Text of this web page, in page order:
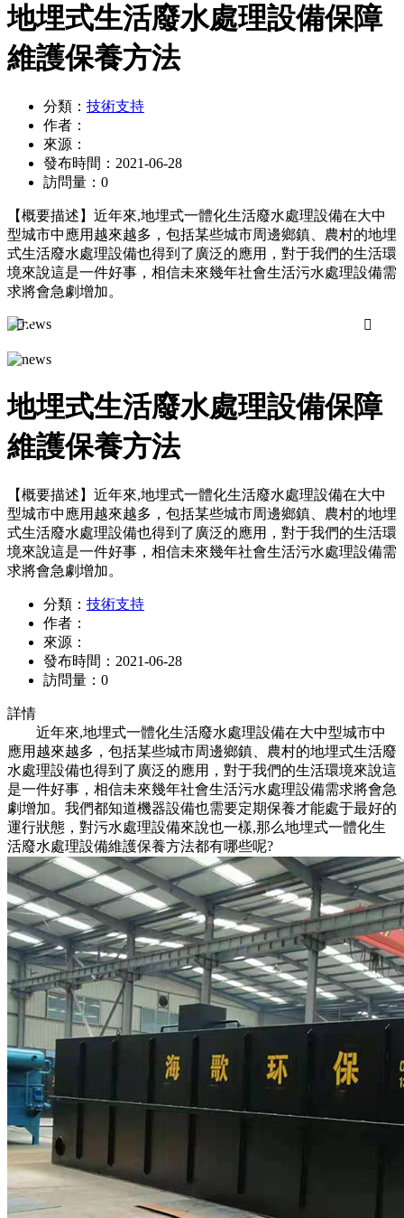
地埋式生活廢水處理設備保障
維護保養方法
分類： 技術支持
作者：
來源：
發布時間： 2021-06-28
訪問量： 0
【概要描述】 近年來,地埋式一體化生活廢水處理設備在大中
型城市中應用越來越多，包括某些城市周邊鄉鎮、農村的地埋
式生活廢水處理設備也得到了廣泛的應用，對于我們的生活環
境來說這是一件好事，相信未來幾年社會生活污水處理設備需
求將會急劇增加。


地埋式生活廢水處理設備保障
維護保養方法
【概要描述】 近年來,地埋式一體化生活廢水處理設備在大中
型城市中應用越來越多，包括某些城市周邊鄉鎮、農村的地埋
式生活廢水處理設備也得到了廣泛的應用，對于我們的生活環
境來說這是一件好事，相信未來幾年社會生活污水處理設備需
求將會急劇增加。
分類： 技術支持
作者：
來源：
發布時間： 2021-06-28
訪問量： 0
詳情
近年來,地埋式一體化生活廢水處理設備在大中型城市中
應用越來越多，包括某些城市周邊鄉鎮、農村的地埋式生活廢
水處理設備也得到了廣泛的應用，對于我們的生活環境來說這
是一件好事，相信未來幾年社會生活污水處理設備需求將會急
劇增加。我們都知道機器設備也需要定期保養才能處于最好的
運行狀態，對污水處理設備來說也一樣,那么地埋式一體化生
活廢水處理設備維護保養方法都有哪些呢?